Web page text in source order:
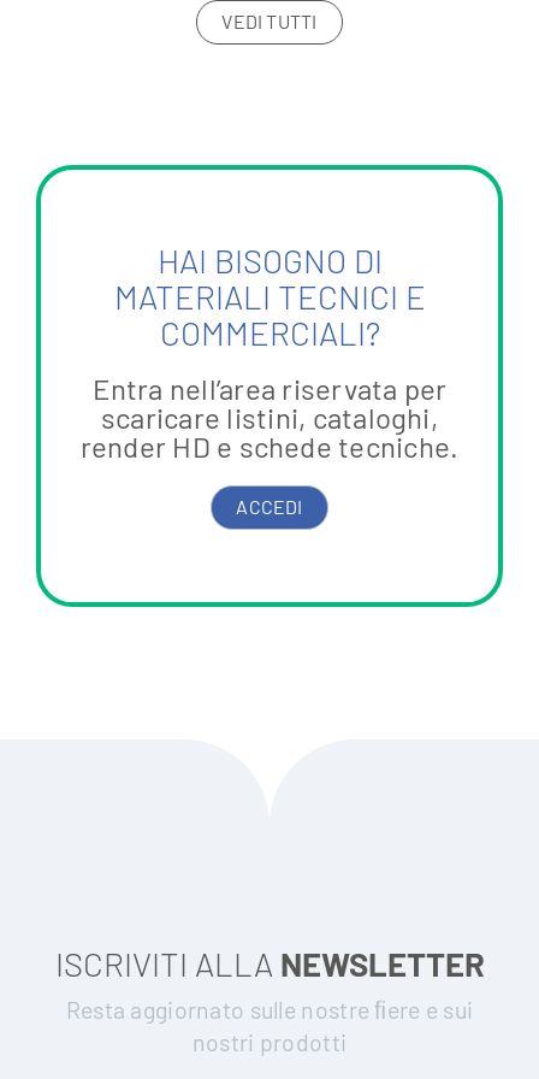
VEDI TUTTI
HAI BISOGNO DI
MATERIALI TECNICI E
COMMERCIALI?
Entra nell’area riservata per
scaricare listini, cataloghi,
render HD e schede tecniche.
ACCEDI
ISCRIVITI ALLA NEWSLETTER
Resta aggiornato sulle nostre ﬁere e sui
nostri prodotti